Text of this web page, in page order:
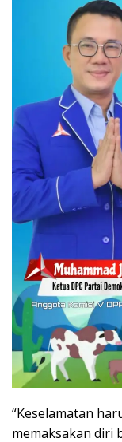
“Keselamatan
memaksakan diri